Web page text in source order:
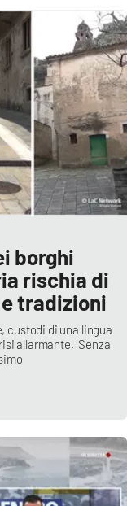
borghi
rischia di
tradizioni
custodi di una lingua
allarmante. Senza